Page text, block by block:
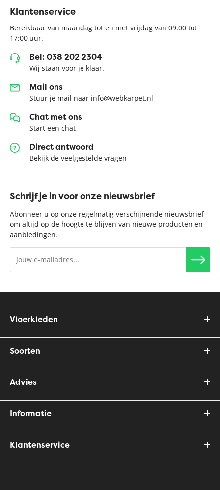
Klantenservice
Bereikbaar van maandag tot en met vrijdag van 09:00 tot
17:00 uur.
Bel: 038 202 2304
Wij staan voor je klaar.
Mail ons
Stuur je mail naar info@webkarpet.nl
Chat met ons
Start een chat
Direct antwoord
Bekijk de veelgestelde vragen
Schrijf je in voor onze nieuwsbrief
Abonneer u op onze regelmatig verschijnende nieuwsbrief
om altijd op de hoogte te blijven van nieuwe producten en
aanbiedingen.
Vloerkleden
Soorten
Advies
Informatie
Klantenservice